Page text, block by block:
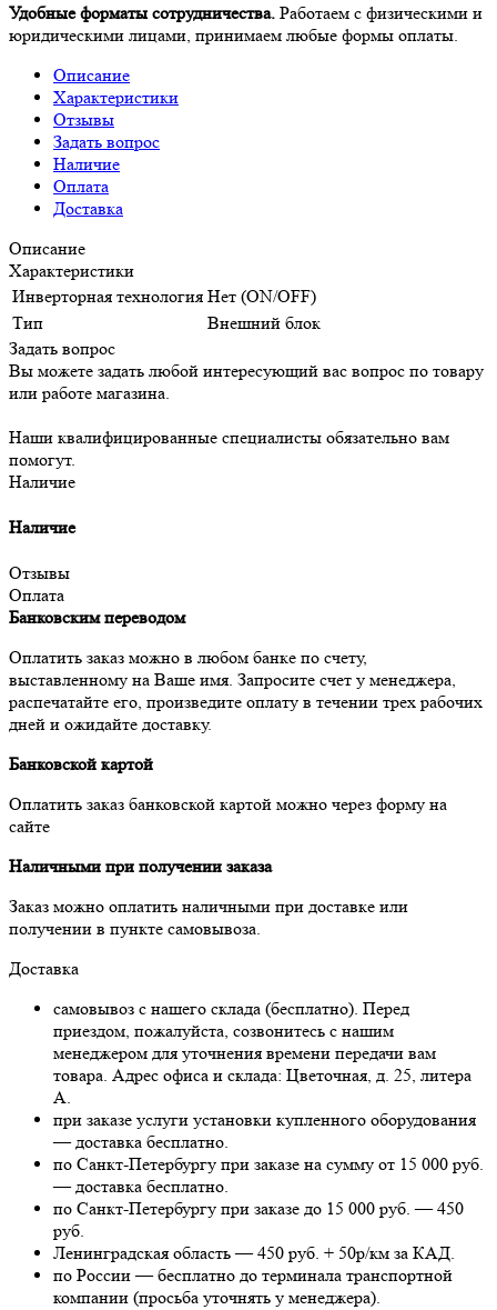
Удобные форматы сотрудничества. Работаем с физическими и
юридическими лицами, принимаем любые формы оплаты.
Описание
Характеристики
Отзывы
Задать вопрос
Наличие
Оплата
Доставка
Описание
Характеристики
Инверторная технология Нет (ON/OFF)
Тип
Внешний блок
Задать вопрос
Вы можете задать любой интересующий вас вопрос по товару
или работе магазина.
Наши квалифицированные специалисты обязательно вам
помогут.
Наличие
Наличие
Отзывы
Оплата
Банковским переводом
Оплатить заказ можно в любом банке по счету,
выставленному на Ваше имя. Запросите счет у менеджера,
распечатайте его, произведите оплату в течении трех рабочих
дней и ожидайте доставку.
Банковской картой
Оплатить заказ банковской картой можно через форму на
сайте
Наличными при получении заказа
Заказ можно оплатить наличными при доставке или
получении в пункте самовывоза.
Доставка
самовывоз с нашего склада (бесплатно). Перед
приездом, пожалуйста, созвонитесь с нашим
менеджером для уточнения времени передачи вам
товара. Адрес офиса и склада: Цветочная, д. 25, литера
А.
при заказе услуги установки купленного оборудования
— доставка бесплатно.
по Санкт-Петербургу при заказе на сумму от 15 000 руб.
— доставка бесплатно.
по Санкт-Петербургу при заказе до 15 000 руб. — 450
руб.
Ленинградская область — 450 руб. + 50р/км за КАД.
по России — бесплатно до терминала транспортной
компании (просьба уточнять у менеджера).